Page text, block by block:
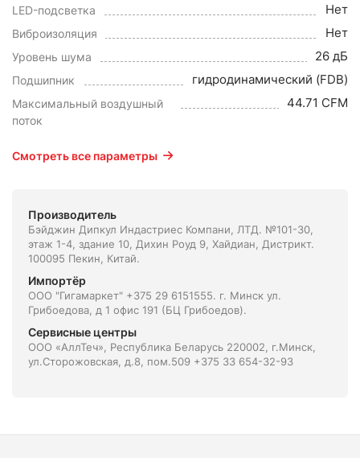
LED-подсветка Нет
Виброизоляция Нет
Уровень шума 26 дБ
Подшипник гидродинамический (FDB)
Максимальный воздушный
поток
44.71 CFM
Смотреть все параметры
Производитель
Бэйджин Дипкул Индастриес Компани, ЛТД. №101-30,
этаж 1-4, здание 10, Дихин Роуд 9, Хайдиан, Дистрикт.
100095 Пекин, Китай.
Импортёр
ООО "Гигамаркет" +375 29 6151555. г. Минск ул.
Грибоедова, д 1 офис 191 (БЦ Грибоедов).
Сервисные центры
ООО «АллТеч», Республика Беларусь 220002, г.Минск,
ул.Сторожовская, д.8, пом.509 +375 33 654-32-93